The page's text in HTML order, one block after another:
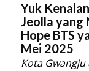
Yuk
Jeolla yang
Hope BTS
Mei 2025
Kota Gwangju